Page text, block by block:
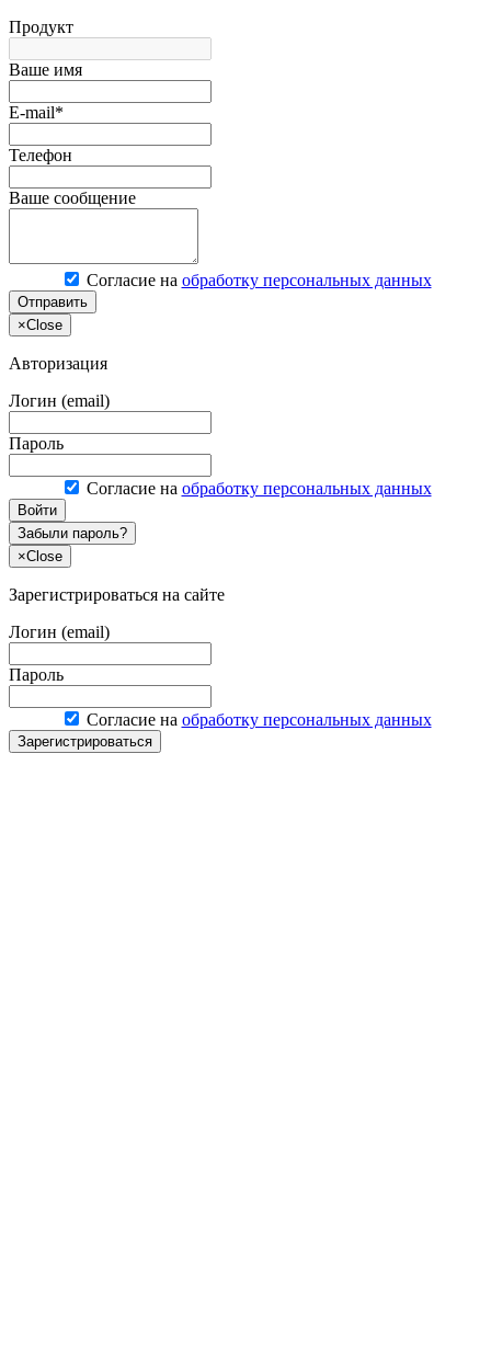
Продукт
Ваше имя
E-mail*
Телефон
Ваше сообщение
Согласие на обработку персональных данных
Отправить
×Close
Авторизация
Логин (email)
Пароль
Согласие на обработку персональных данных
Войти
Забыли пароль?
×Close
Зарегистрироваться на сайте
Логин (email)
Пароль
Согласие на обработку персональных данных
Зарегистрироваться